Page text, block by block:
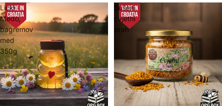
Lički
Medo,
bagremov
med
350g
Sušeni
cvjetni
prah